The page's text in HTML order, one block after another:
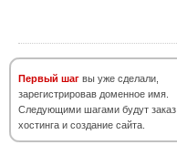
Первый шаг вы уже сделали,
зарегистрировав доменное имя.
Следующими шагами будут заказ
хостинга и создание сайта.